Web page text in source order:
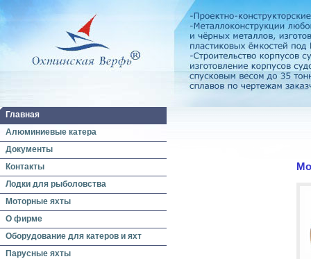
Главная
Алюминиевые катера
Документы
Контакты
Лодки для рыболовства
Моторные яхты
О фирме
Оборудование для катеров и яхт
Парусные яхты